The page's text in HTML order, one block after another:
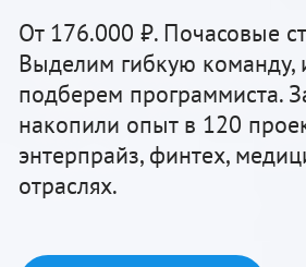
От 176.000 ₽. Почасовые
Выделим гибкую команду,
подберем программиста.
накопили опыт в 120
энтерпрайз, финтех,
отраслях.